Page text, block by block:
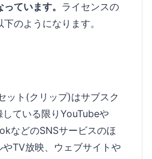
ています。 ライセンスの
のようになります。
ット(クリップ)はサブスク
している限りYouTubeや
などのSNSサービスのほ
TV放映、ウェブサイトや